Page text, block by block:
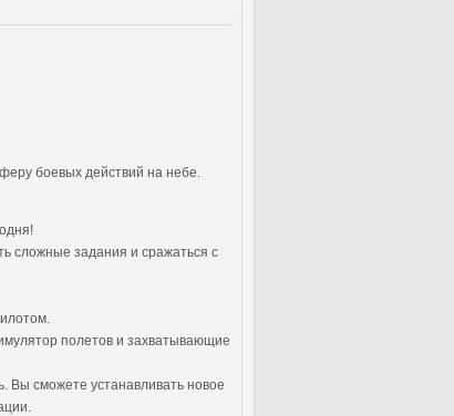
боевых действий на небе.
сложные задания и сражаться с
полетов и захватывающие
Вы сможете устанавливать новое